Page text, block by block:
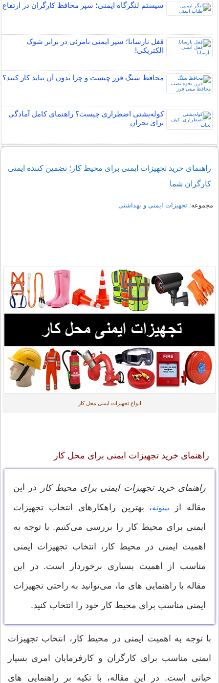
سیستم لنگرگاه ایمنی؛ سپر محافظ کارگران در ارتفاع
قفل نارسانا؛ سپر ایمنی نامرئی در برابر شوک
الکتریکی!
محافظ سنگ فرز چیست و چرا بدون آن نباید کار کنید؟
کوله‌پشتی اضطراری چیست؟ راهنمای کامل آمادگی
برای بحران
راهنمای خرید تجهیزات ایمنی برای محیط کار؛ تضمین کننده ایمنی
کارگران شما
مجموعه:تجهیزات ایمنی و بهداشتی
انواع تجهیزات ایمنی محل کار
راهنمای خرید تجهیزات ایمنی برای محل کار
راهنمای خرید تجهیزات ایمنی برای محیط کار در این
مقاله از بیتوته، بهترین راهکارهای انتخاب تجهیزات
ایمنی برای محیط کار را بررسی می‌کنیم. با توجه به
اهمیت ایمنی در محیط کار، انتخاب تجهیزات ایمنی
مناسب از اهمیت بسیاری برخوردار است. در این
مقاله با راهنمایی های ما، می‌توانید به راحتی تجهیزات
ایمنی مناسب برای محیط کار خود را انتخاب کنید.
با توجه به اهمیت ایمنی در محیط کار، انتخاب تجهیزات
ایمنی مناسب برای کارگران و کارفرمایان امری بسیار
حیاتی است. در این مقاله، با تکیه بر راهنمایی های